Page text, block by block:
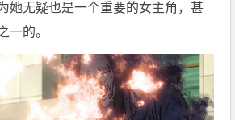
她无疑也是一个重要的女主角，甚
一的。